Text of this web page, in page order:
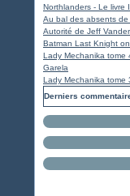
Northlanders - Le livre
Au bal des absents
Autorité de Jeff
Batman Last Knight
Lady Mechanika tome
Garela
Lady Mechanika tome
Derniers